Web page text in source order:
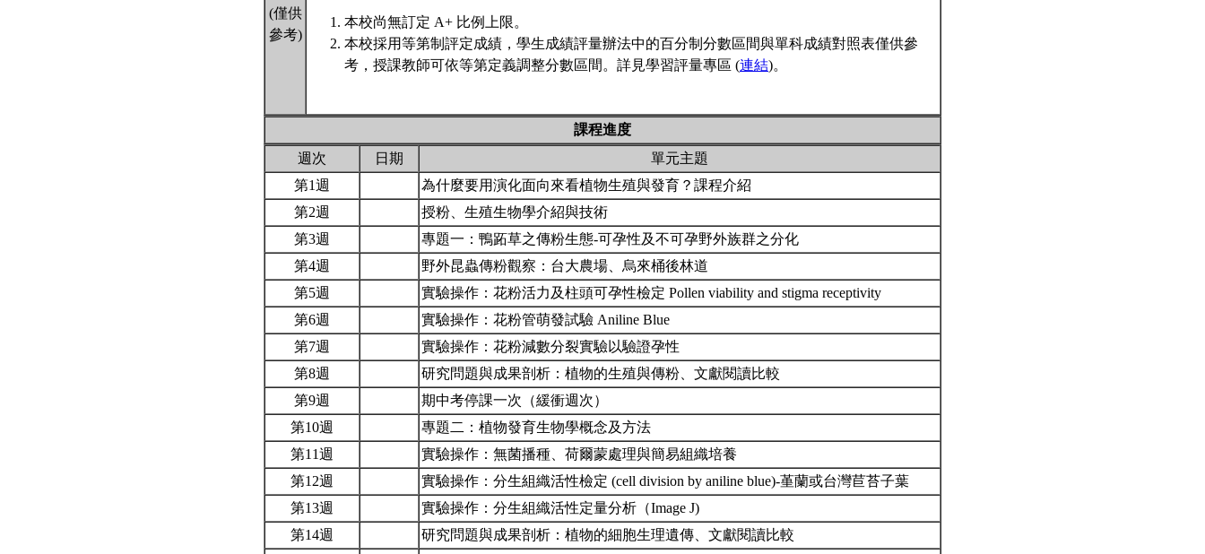
(僅供
參考)
本校尚無訂定 A+ 比例上限。
本校採用等第制評定成績，學生成績評量辦法中的百分制分數區間與單科成績對照表僅供參
考，授課教師可依等第定義調整分數區間。詳見學習評量專區 (連結)。
課程進度
週次
日期
單元主題
第1週
為什麼要用演化面向來看植物生殖與發育？課程介紹
第2週
授粉、生殖生物學介紹與技術
第3週
專題一：鴨跖草之傳粉生態-可孕性及不可孕野外族群之分化
第4週
野外昆蟲傳粉觀察：台大農場、烏來桶後林道
第5週
實驗操作：花粉活力及柱頭可孕性檢定 Pollen viability and stigma receptivity
第6週
實驗操作：花粉管萌發試驗 Aniline Blue
第7週
實驗操作：花粉減數分裂實驗以驗證孕性
第8週
研究問題與成果剖析：植物的生殖與傳粉、文獻閱讀比較
第9週
期中考停課一次（緩衝週次）
第10週
專題二：植物發育生物學概念及方法
第11週
實驗操作：無菌播種、荷爾蒙處理與簡易組織培養
第12週
實驗操作：分生組織活性檢定 (cell division by aniline blue)-堇蘭或台灣苣苔子葉
第13週
實驗操作：分生組織活性定量分析（Image J)
第14週
研究問題與成果剖析：植物的細胞生理遺傳、文獻閱讀比較